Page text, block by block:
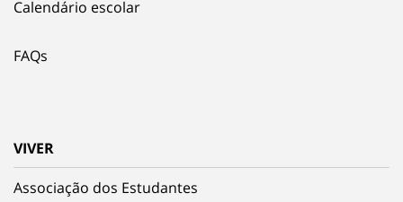
Calendário escolar
FAQs
VIVER
Associação dos Estudantes